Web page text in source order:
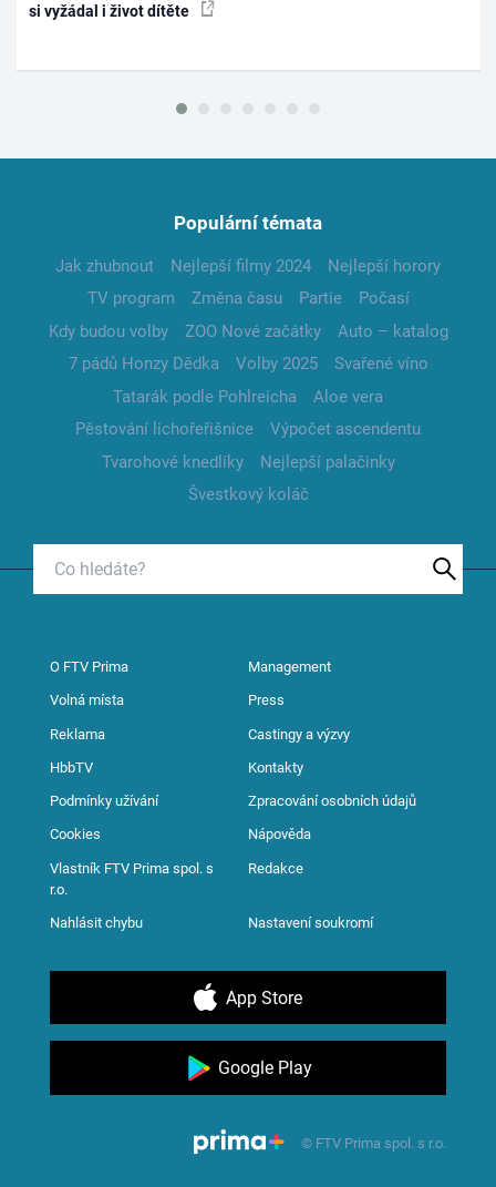
si vyžádal i život dítěte
Populární témata
Jak zhubnout Nejlepší filmy 2024
Nejlepší horory
TV program
Změna času Partie
Počasí
Kdy budou volby
ZOO Nové začátky
Auto – katalog
7 pádů Honzy Dědka
Volby 2025
Svařené víno
Tatarák podle Pohlreicha
Aloe vera
Pěstování lichořeřišnice
Výpočet ascendentu
Tvarohové knedlíky
Nejlepší palačinky
Švestkový koláč
O FTV Prima Management
Volná místa Press
Reklama Castingy a výzvy
HbbTV Kontakty
Podmínky užívání Zpracování osobních údajů
Cookies Nápověda
Vlastník FTV Prima spol. s
r.o.
Redakce
Nahlásit chybu Nastavení soukromí
App Store
Google Play
© FTV Prima spol. s r.o.